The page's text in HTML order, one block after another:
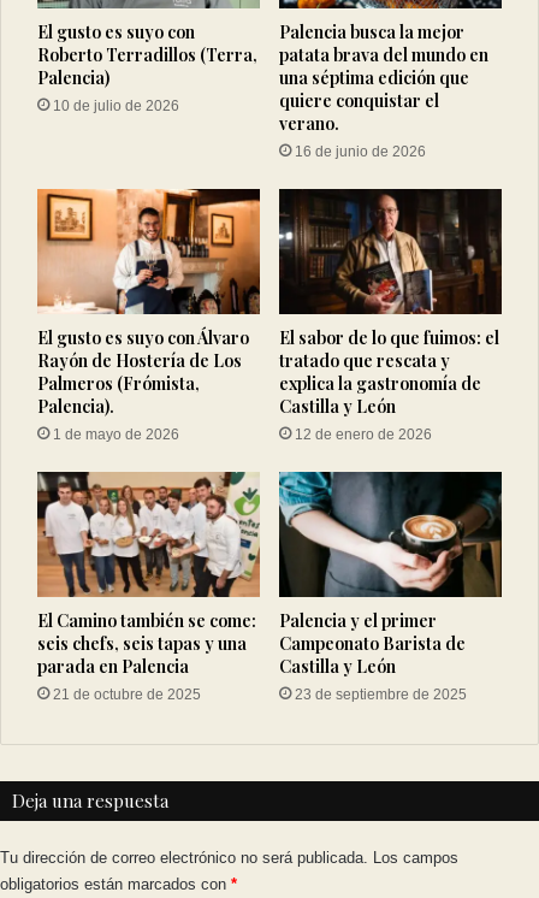
El gusto es suyo con
Roberto Terradillos (Terra,
Palencia)
10 de julio de 2026
Palencia busca la mejor
patata brava del mundo en
una séptima edición que
quiere conquistar el
verano.
16 de junio de 2026
El gusto es suyo con Álvaro
Rayón de Hostería de Los
Palmeros (Frómista,
Palencia).
1 de mayo de 2026
El sabor de lo que fuimos: el
tratado que rescata y
explica la gastronomía de
Castilla y León
12 de enero de 2026
El Camino también se come:
seis chefs, seis tapas y una
parada en Palencia
21 de octubre de 2025
Palencia y el primer
Campeonato Barista de
Castilla y León
23 de septiembre de 2025
Deja una respuesta
Tu dirección de correo electrónico no será publicada. Los campos
obligatorios están marcados con *